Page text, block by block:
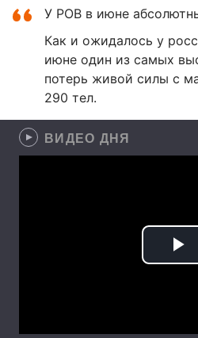
У РОВ в июне
Как и ожидалось у
июне один из самых
потерь живой силы с
290 тел.
ВИДЕО ДНЯ